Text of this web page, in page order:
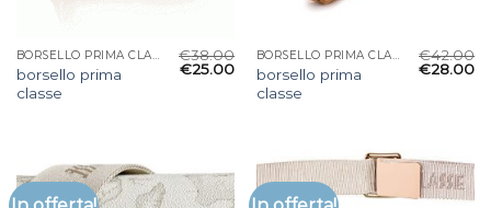
BORSELLO PRIMA CLASSE
borsello prima
classe
€38.00
€25.00
BORSELLO PRIMA CLASSE
borsello prima
classe
€42.00
€28.00